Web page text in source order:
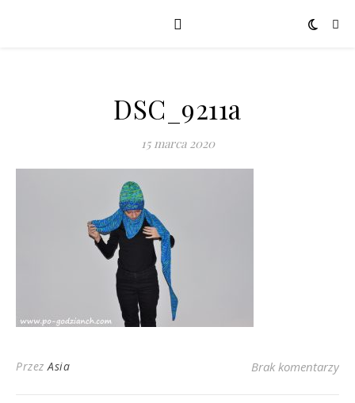
DSC_9211a
15 marca 2020
PrzezAsia Brak komentarzy